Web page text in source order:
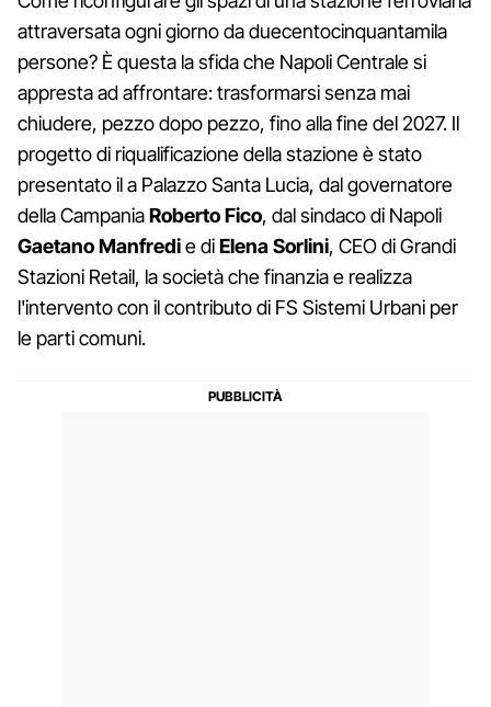
attraversata ogni giorno da duecentocinquantamila
persone? È questa la sfida che Napoli Centrale si
appresta ad affrontare: trasformarsi senza mai
chiudere, pezzo dopo pezzo, fino alla fine del 2027. Il
progetto di riqualificazione della stazione è stato
presentato il a Palazzo Santa Lucia, dal governatore
della CampaniaRoberto Fico, dal sindaco di Napoli
Gaetano Manfredie diElena Sorlini, CEO di Grandi
Stazioni Retail, la società che finanzia e realizza
l'intervento con il contributo di FS Sistemi Urbani per
le parti comuni.